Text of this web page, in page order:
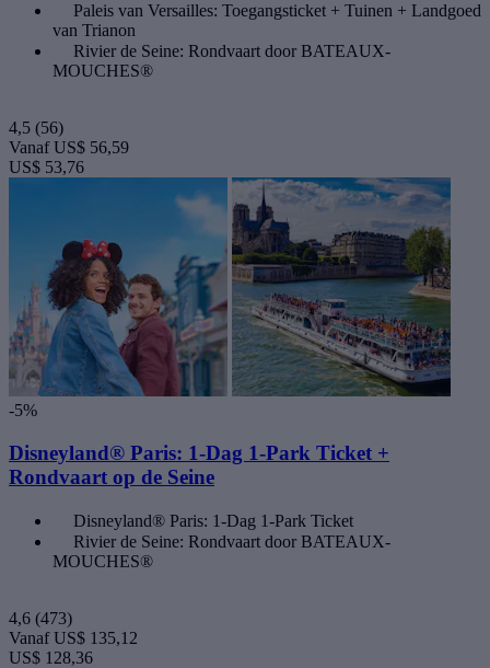
Paleis van Versailles: Toegangsticket + Tuinen + Landgoed
van Trianon
Rivier de Seine: Rondvaart door BATEAUX-
MOUCHES®
4,5 (56)
Vanaf US$ 56,59
US$ 53,76
-5%
Disneyland® Paris: 1-Dag 1-Park Ticket +
Rondvaart op de Seine
Disneyland® Paris: 1-Dag 1-Park Ticket
Rivier de Seine: Rondvaart door BATEAUX-
MOUCHES®
4,6 (473)
Vanaf US$ 135,12
US$ 128,36